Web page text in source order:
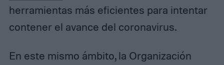
herramientas más eficientes para intentar
contener el avance del coronavirus.
En este mismo ámbito, la Organización